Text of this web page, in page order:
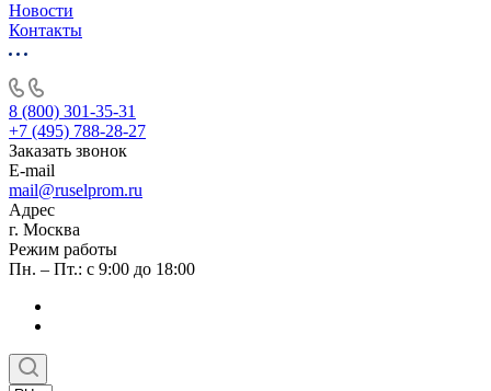
Новости
Контакты
8 (800) 301-35-31
+7 (495) 788-28-27
Заказать звонок
E-mail
mail@ruselprom.ru
Адрес
г. Москва
Режим работы
Пн. – Пт.: с 9:00 до 18:00